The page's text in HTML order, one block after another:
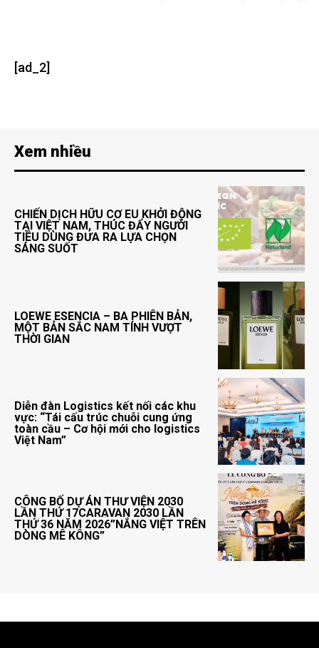
[ad_2]
Xem nhiều
CHIẾN DỊCH HỮU CƠ EU KHỞI ĐỘNG
TẠI VIỆT NAM, THÚC ĐẨY NGƯỜI
TIÊU DÙNG ĐƯA RA LỰA CHỌN
SÁNG SUỐT
LOEWE ESENCIA – BA PHIÊN BẢN,
MỘT BẢN SẮC NAM TÍNH VƯỢT
THỜI GIAN
Diễn đàn Logistics kết nối các khu
vực: “Tái cấu trúc chuỗi cung ứng
toàn cầu – Cơ hội mới cho logistics
Việt Nam”
CÔNG BỐ DỰ ÁN THƯ VIỆN 2030
LẦN THỨ 17CARAVAN 2030 LẦN
THỨ 36 NĂM 2026”NẮNG VIỆT TRÊN
DÒNG MÊ KÔNG”